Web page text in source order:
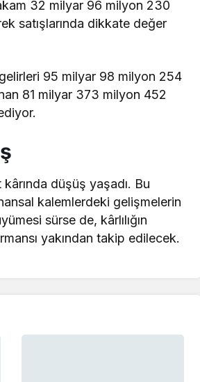
32 milyar 96 milyon 230
satışlarında dikkate değer
gelirleri 95 milyar 98 milyon 254
81 milyar 373 milyon 452
kârında düşüş yaşadı. Bu
kalemlerdeki gelişmelerin
sürse de, kârlılığın
yakından takip edilecek.